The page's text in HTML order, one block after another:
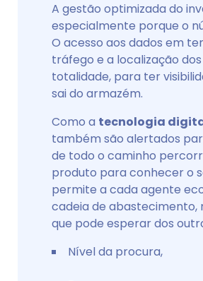
A gestão optimizada do
especialmente porque o
O acesso aos dados em
tráfego e a localização
totalidade, para ter
sai do armazém.
Como a tecnologia
também são alertados
de todo o caminho
produto para conhecer o
permite a cada agente
cadeia de abastecimento,
que pode esperar dos
Nível da procura,